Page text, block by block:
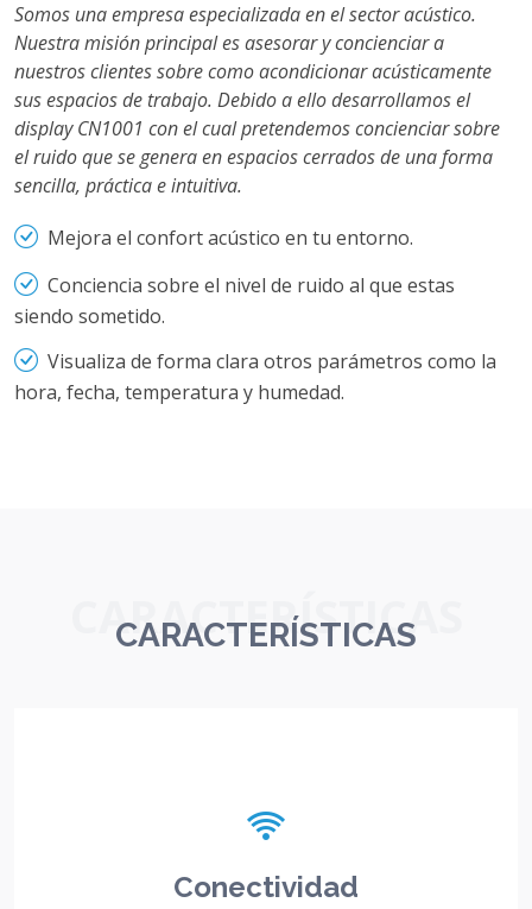
Somos una empresa especializada en el sector acústico.
Nuestra misión principal es asesorar y concienciar a
nuestros clientes sobre como acondicionar acústicamente
sus espacios de trabajo. Debido a ello desarrollamos el
display CN1001 con el cual pretendemos concienciar sobre
el ruido que se genera en espacios cerrados de una forma
sencilla, práctica e intuitiva.
Mejora el confort acústico en tu entorno.
Conciencia sobre el nivel de ruido al que estas
siendo sometido.
Visualiza de forma clara otros parámetros como la
hora, fecha, temperatura y humedad.
CARACTERÍSTICAS
CARACTERÍSTICAS
Conectividad